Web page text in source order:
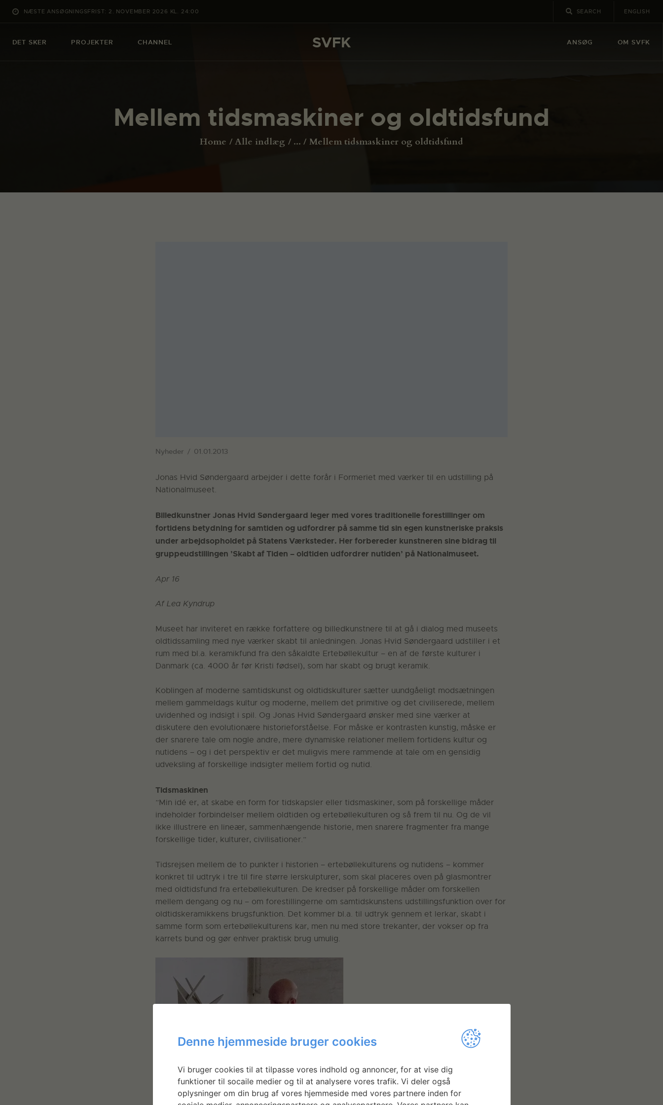
NÆSTE ANSØGNINGSFRIST: 2. NOVEMBER 2026 KL. 24:00 ENGLISH
DET SKER PROJEKTER CHANNEL SVFK ANSØG OM SVFK
Mellem tidsmaskiner og oldtidsfund
Home Alle indlæg ... Mellem tidsmaskiner og oldtidsfund
SVFK
PROJEKTER
OM SVFK
ENGLISH
Nyheder 01.01.2013
Jonas Hvid Søndergaard arbejder i dette forår i Formeriet med værker til en udstilling på
Nationalmuseet.
Billedkunstner Jonas Hvid Søndergaard leger med vores traditionelle forestillinger om
fortidens betydning for samtiden og udfordrer på samme tid sin egen kunstneriske praksis
under arbejdsopholdet på Statens Værksteder. Her forbereder kunstneren sine bidrag til
gruppeudstillingen ’Skabt af Tiden – oldtiden udfordrer nutiden’ på Nationalmuseet.
Apr 16
Af Lea Kyndrup
Museet har inviteret en række forfattere og billedkunstnere til at gå i dialog med museets
oldtidssamling med nye værker skabt til anledningen. Jonas Hvid Søndergaard udstiller i et
rum med bl.a. keramikfund fra den såkaldte Ertebøllekultur – en af de første kulturer i
Danmark (ca. 4000 år før Kristi fødsel), som har skabt og brugt keramik.
Koblingen af moderne samtidskunst og oldtidskulturer sætter uundgåeligt modsætningen
mellem gammeldags kultur og moderne, mellem det primitive og det civiliserede, mellem
uvidenhed og indsigt i spil. Og Jonas Hvid Søndergaard ønsker med sine værker at
diskutere den evolutionære historieforståelse. For måske er kontrasten kunstig, måske er
der snarere tale om nogle andre, mere dynamiske relationer mellem fortidens kultur og
nutidens – og i det perspektiv er det muligvis mere rammende at tale om en gensidig
udveksling af forskellige indsigter mellem fortid og nutid.
Tidsmaskinen
”Min idé er, at skabe en form for tidskapsler eller tidsmaskiner, som på forskellige måder
indeholder forbindelser mellem oldtiden og ertebøllekulturen og så frem til nu. Og de vil
ikke illustrere en lineær, sammenhængende historie, men snarere fragmenter fra mange
forskellige tider, kulturer, civilisationer.”
Tidsrejsen mellem de to punkter i historien – ertebøllekulturens og nutidens – kommer
konkret til udtryk i tre til fire større lerskulpturer, som skal placeres oven på glasmontrer
med oldtidsfund fra ertebøllekulturen. De kredser på forskellige måder om forskellen
mellem dengang og nu – om forestillingerne om samtidskunstens udstillingsfunktion over for
oldtidskeramikkens brugsfunktion. Det kommer bl.a. til udtryk gennem et lerkar, skabt i
samme form som ertebøllekulturens kar, men nu med store trekanter, der vokser op fra
karrets bund og gør enhver praktisk brug umulig.
Denne hjemmeside bruger cookies
Vi bruger cookies til at tilpasse vores indhold og annoncer, for at vise dig
funktioner til socaile medier og til at analysere vores trafik. Vi deler også
oplysninger om din brug af vores hjemmeside med vores partnere inden for